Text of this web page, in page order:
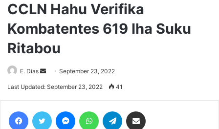
CCLN Hahu Verifika
Kombatentes 619 Iha Suku
Ritabou
E. Dias
Send
an
September 23, 2022
Last Updated: September 23, 2022 41